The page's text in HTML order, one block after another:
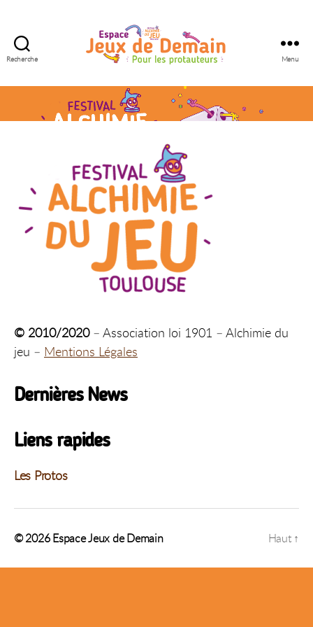
Recherche
Jeux
Demain
Menu
© 2010/2020– Association loi 1901 – Alchimie du
jeu – Mentions Légales
Dernières News
Liens rapides
Les Protos
© 2026Espace Jeux de Demain Haut ↑